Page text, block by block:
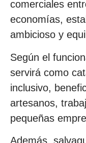
comerciales
economías,
ambicioso y
Según el
servirá como
inclusivo,
artesanos,
pequeñas
Además,